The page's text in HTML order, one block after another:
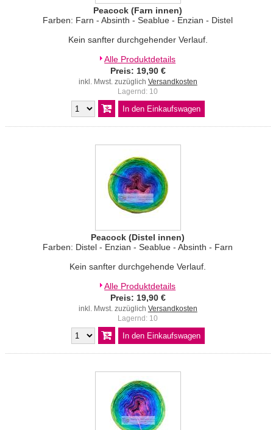
Peacock (Farn innen)
Farben: Farn - Absinth - Seablue - Enzian - Distel
Kein sanfter durchgehender Verlauf.
Alle Produktdetails
Preis: 19,90 €
inkl. Mwst. zuzüglich Versandkosten
Lagernd: 10
Peacock (Distel innen)
Farben: Distel - Enzian - Seablue - Absinth - Farn
Kein sanfter durchgehende Verlauf.
Alle Produktdetails
Preis: 19,90 €
inkl. Mwst. zuzüglich Versandkosten
Lagernd: 10